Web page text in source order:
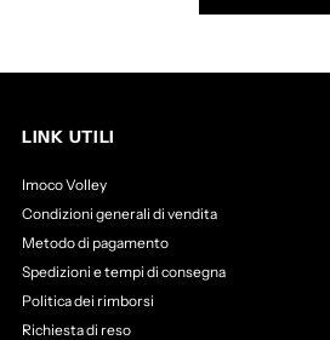
LINK UTILI
Imoco Volley
Condizioni generali di vendita
Metodo di pagamento
Spedizioni e tempi di consegna
Politica dei rimborsi
Richiesta di reso